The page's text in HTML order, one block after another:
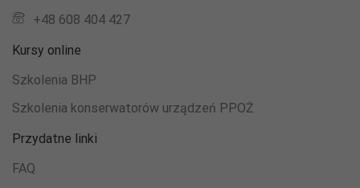
+48 608 404 427
Kursy online
Szkolenia BHP
Szkolenia konserwatorów urządzeń PPOŻ
Przydatne linki
FAQ